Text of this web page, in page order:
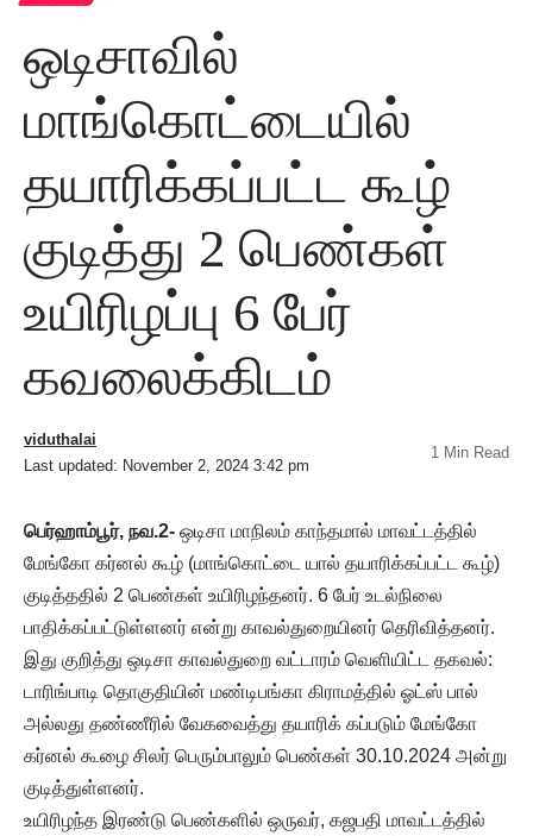
ஒடிசாவில்
மாங்கொட்டையில்
தயாரிக்கப்பட்ட கூழ்
குடித்து 2 பெண்கள்
உயிரிழப்பு 6 பேர்
கவலைக்கிடம்
Last updated: November 2, 2024 3:42 pm
viduthalai
1 Min Read
பெர்ஹாம்பூர், நவ.2- ஒடிசா மாநிலம் காந்தமால் மாவட்டத்தில்
மேங்கோ கர்னல் கூழ் (மாங்கொட்டை யால் தயாரிக்கப்பட்ட கூழ்)
குடித்ததில் 2 பெண்கள் உயிரிழந்தனர். 6 பேர் உடல்நிலை
பாதிக்கப்பட்டுள்ளனர் என்று காவல்துறையினர் தெரிவித்தனர்.
இது குறித்து ஒடிசா காவல்துறை வட்டாரம் வெளியிட்ட தகவல்:
டாரிங்பாடி தொகுதியின் மண்டிபங்கா கிராமத்தில் ஓட்ஸ் பால்
அல்லது தண்ணீரில் வேகவைத்து தயாரிக் கப்படும் மேங்கோ
கர்னல் கூழை சிலர் பெரும்பாலும் பெண்கள் 30.10.2024 அன்று
குடித்துள்ளனர்.
உயிரிழந்த இரண்டு பெண்களில் ஒருவர், கஜபதி மாவட்டத்தில்